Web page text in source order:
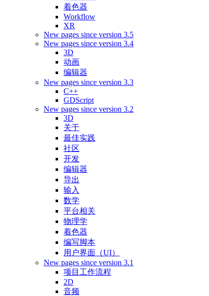
着色器
Workflow
XR
New pages since version 3.5
New pages since version 3.4
3D
动画
编辑器
New pages since version 3.3
C++
GDScript
New pages since version 3.2
3D
关于
最佳实践
社区
开发
编辑器
导出
输入
数学
平台相关
物理学
着色器
编写脚本
用户界面（UI）
New pages since version 3.1
项目工作流程
2D
音频